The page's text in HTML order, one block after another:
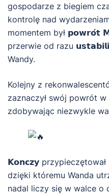
gospodarze z biegiem
kontrolę nad
momentem był 𝗽𝗼𝘄𝗿𝗼́𝘁
przerwie od razu
Wandy.
Kolejny z
zaznaczył swój powrót
zdobywając niezwykle
𝗞𝗼𝗻𝗰𝘇𝘆
dzięki któremu Wanda
nadal liczy się w walce o